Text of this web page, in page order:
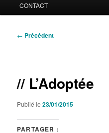
CONTACT
Navigation
← Précédent
// L’Adoptée
Publié le23/01/2015
PARTAGER :